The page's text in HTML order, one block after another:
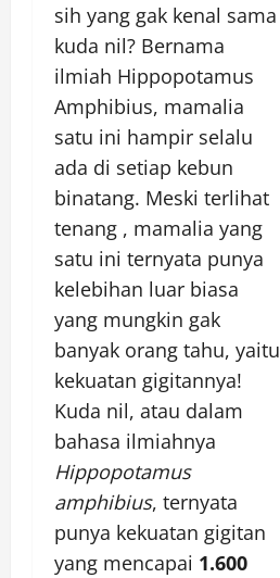
sih yang gak kenal sama
kuda nil? Bernama
ilmiah Hippopotamus
Amphibius, mamalia
satu ini hampir selalu
ada di setiap kebun
binatang. Meski terlihat
tenang , mamalia yang
satu ini ternyata punya
kelebihan luar biasa
yang mungkin gak
banyak orang tahu, yaitu
kekuatan gigitannya!
Kuda nil, atau dalam
bahasa ilmiahnya
Hippopotamus
amphibius, ternyata
punya kekuatan gigitan
yang mencapai 1.600